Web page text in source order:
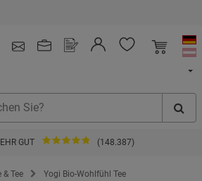
GUT (148.387)
Online-Shop
& Tee Yogi Bio-Wohlfühl Tee